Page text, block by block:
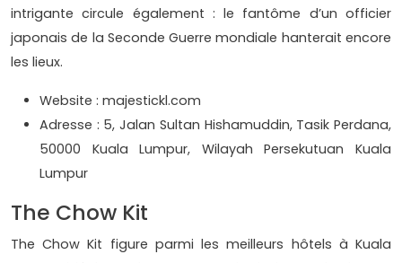
intrigante circule également : le fantôme d’un officier
japonais de la Seconde Guerre mondiale hanterait encore
les lieux.
Website : majestickl.com
Adresse : 5, Jalan Sultan Hishamuddin, Tasik Perdana,
50000 Kuala Lumpur, Wilayah Persekutuan Kuala
Lumpur
The Chow Kit
The Chow Kit figure parmi les meilleurs hôtels à Kuala